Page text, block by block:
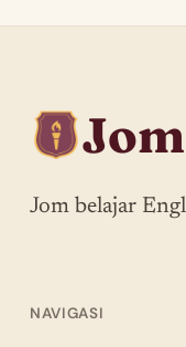
Jom belajar
NAVIGASI